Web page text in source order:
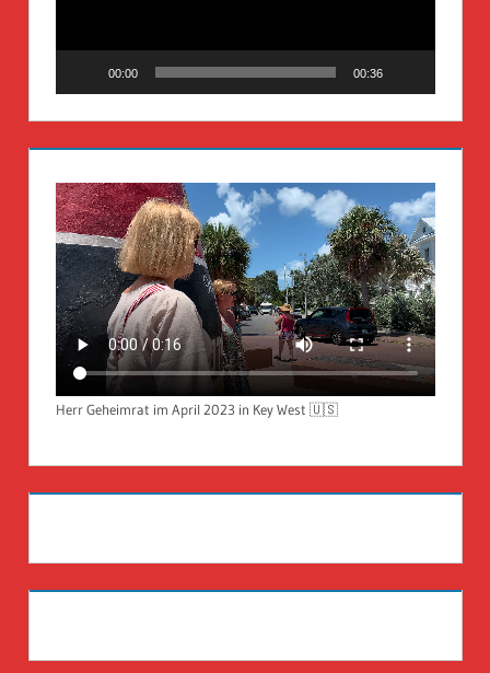
00:00 00:36
Herr Geheimrat im April 2023 in Key West 🇺🇸